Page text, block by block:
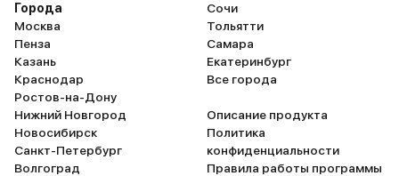
Города
Москва
Пенза
Казань
Краснодар
Ростов-на-Дону
Нижний Новгород
Новосибирск
Санкт-Петербург
Волгоград
Сочи
Тольятти
Самара
Екатеринбург
Все города
Описание продукта
Политика
конфиденциальности
Правила работы программы